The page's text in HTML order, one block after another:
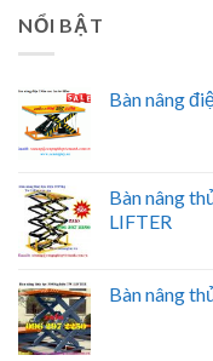
NỔI BẬT
Bàn nâng
Bàn nâng
LIFTER
Bàn nâng